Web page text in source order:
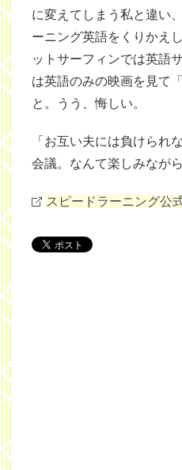
に変えてしまう私と違い
ーニング英語をくりかえ
ットサーフィンでは英語
は英語のみの映画を見て
と。うう、悔しい。
「お互い夫には負けられ
会議。なんて楽しみなが
スピードラーニング公